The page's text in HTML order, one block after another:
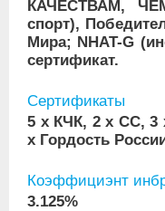
КАЧЕСТВАМ,
спорт),
Мира; NHAT-G
сертификат.
Сертификаты
5 x КЧК, 2 x CC, 3
x Гордость
Коэффициэнт
3.125%